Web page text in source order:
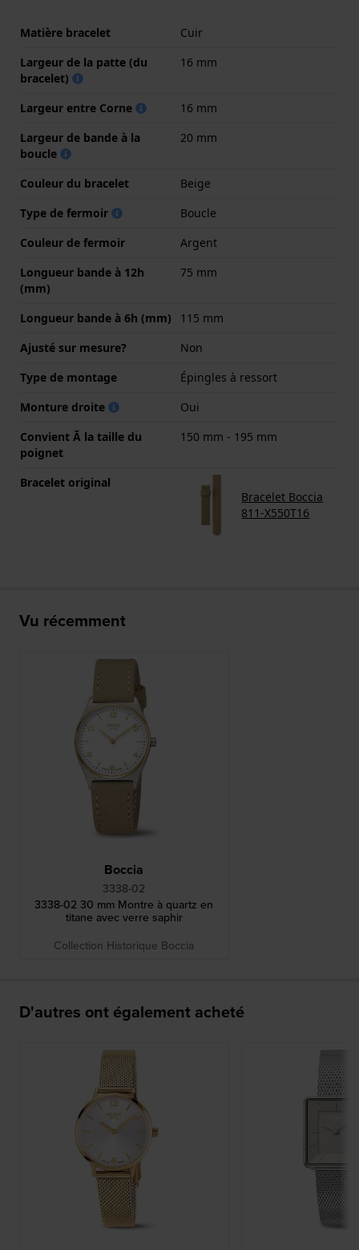
Matière bracelet
Cuir
Largeur de la patte (du
bracelet)
16 mm
Largeur entre Corne
16 mm
Largeur de bande à la
boucle
20 mm
Couleur du bracelet
Beige
Type de fermoir
Boucle
Couleur de fermoir
Argent
Longueur bande à 12h
(mm)
75 mm
Longueur bande à 6h (mm)
115 mm
Ajusté sur mesure?
Non
Type de montage
Épingles à ressort
Monture droite
Oui
Convient Ă la taille du
poignet
150 mm - 195 mm
Bracelet original
Bracelet Boccia
811-X550T16
Vu récemment
Boccia
3338-02
3338-02 30 mm Montre à quartz en
titane avec verre saphir
Collection Historique Boccia
D'autres ont également acheté